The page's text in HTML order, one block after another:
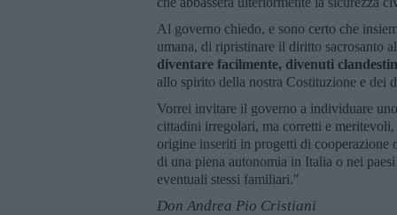
Al governo chiedo, e sono certo che
umana, di ripristinare il diritto sacrosanto
diventare facilmente, divenuti
allo spirito della nostra Costituzione e dei
Vorrei invitare il governo a individuare
cittadini irregolari, ma corretti e
origine inseriti in progetti di
di una piena autonomia in Italia o nei
eventuali stessi familiari."
Don Andrea Pio Cristiani